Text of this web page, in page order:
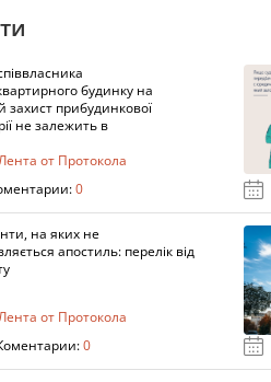
будинку на
захист прибудинкової
не залежить в
от Протокола
0
на яких не
апостиль: перелік від
от Протокола
0